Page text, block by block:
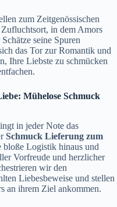
zum Zeitgenössischen
in dem Amors
seine Spuren
das Tor zur Romantik und
Ihre Liebste zu schmücken
Mühelose Schmuck
in jeder Note das
Schmuck Lieferung zum
bloße Logistik hinaus und
Vorfreude und herzlicher
wir den
Liebesbeweise und stellen
an ihrem Ziel ankommen.